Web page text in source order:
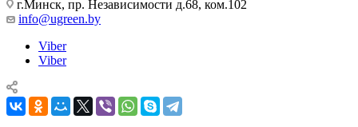
г.Минск, пр. Независимости д.68, ком.102
info@ugreen.by
Viber
Viber